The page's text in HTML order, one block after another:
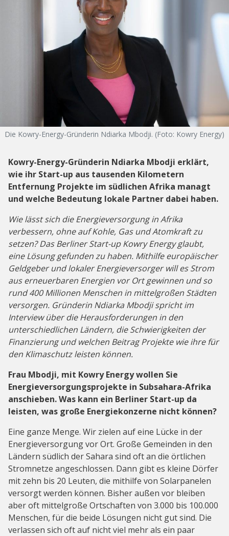
Die Kowry-Energy-Gründerin Ndiarka Mbodji. (Foto: Kowry Energy)
Kowry-Energy-Gründerin Ndiarka Mbodji erklärt,
wie ihr Start-up aus tausenden Kilometern
Entfernung Projekte im südlichen Afrika managt
und welche Bedeutung lokale Partner dabei haben.
Wie lässt sich die Energieversorgung in Afrika
verbessern, ohne auf Kohle, Gas und Atomkraft zu
setzen? Das Berliner Start-up Kowry Energy glaubt,
eine Lösung gefunden zu haben. Mithilfe europäischer
Geldgeber und lokaler Energieversorger will es Strom
aus erneuerbaren Energien vor Ort gewinnen und so
rund 400 Millionen Menschen in mittelgroßen Städten
versorgen. Gründerin Ndiarka Mbodji spricht im
Interview über die Herausforderungen in den
unterschiedlichen Ländern, die Schwierigkeiten der
Finanzierung und welchen Beitrag Projekte wie ihre für
den Klimaschutz leisten können.
Frau Mbodji, mit Kowry Energy wollen Sie
Energieversorgungsprojekte in Subsahara-Afrika
anschieben. Was kann ein Berliner Start-up da
leisten, was große Energiekonzerne nicht können?
Eine ganze Menge. Wir zielen auf eine Lücke in der
Energieversorgung vor Ort. Große Gemeinden in den
Ländern südlich der Sahara sind oft an die örtlichen
Stromnetze angeschlossen. Dann gibt es kleine Dörfer
mit zehn bis 20 Leuten, die mithilfe von Solarpanelen
versorgt werden können. Bisher außen vor bleiben
aber oft mittelgroße Ortschaften von 3.000 bis 100.000
Menschen, für die beide Lösungen nicht gut sind. Die
verlassen sich oft auf nicht viel mehr als ein paar